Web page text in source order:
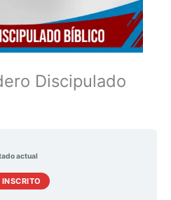
Discipulado
actual